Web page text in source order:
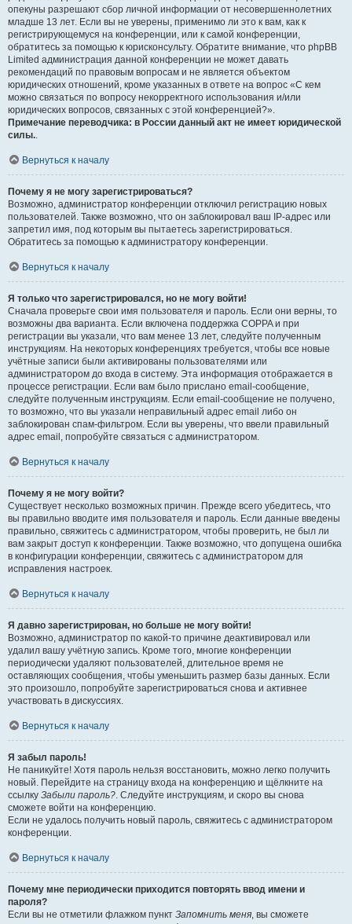
опекуны разрешают сбор личной информации от несовершеннолетних
младше 13 лет. Если вы не уверены, применимо ли это к вам, как к
регистрирующемуся на конференции, или к самой конференции,
обратитесь за помощью к юрисконсульту. Обратите внимание, что phpBB
Limited администрация данной конференции не может давать
рекомендаций по правовым вопросам и не является объектом
юридических отношений, кроме указанных в ответе на вопрос «С кем
можно связаться по вопросу некорректного использования и/или
юридических вопросов, связанных с этой конференцией?».
Примечание переводчика: в России данный акт не имеет юридической
силы..
Вернуться к началу
Почему я не могу зарегистрироваться?
Возможно, администратор конференции отключил регистрацию новых
пользователей. Также возможно, что он заблокировал ваш IP-адрес или
запретил имя, под которым вы пытаетесь зарегистрироваться.
Обратитесь за помощью к администратору конференции.
Вернуться к началу
Я только что зарегистрировался, но не могу войти!
Сначала проверьте свои имя пользователя и пароль. Если они верны, то
возможны два варианта. Если включена поддержка COPPA и при
регистрации вы указали, что вам менее 13 лет, следуйте полученным
инструкциям. На некоторых конференциях требуется, чтобы все новые
учётные записи были активированы пользователями или
администратором до входа в систему. Эта информация отображается в
процессе регистрации. Если вам было прислано email-сообщение,
следуйте полученным инструкциям. Если email-сообщение не получено,
то возможно, что вы указали неправильный адрес email либо он
заблокирован спам-фильтром. Если вы уверены, что ввели правильный
адрес email, попробуйте связаться с администратором.
Вернуться к началу
Почему я не могу войти?
Существует несколько возможных причин. Прежде всего убедитесь, что
вы правильно вводите имя пользователя и пароль. Если данные введены
правильно, свяжитесь с администратором, чтобы проверить, не был ли
вам закрыт доступ к конференции. Также возможно, что допущена ошибка
в конфигурации конференции, свяжитесь с администратором для
исправления настроек.
Вернуться к началу
Я давно зарегистрирован, но больше не могу войти!
Возможно, администратор по какой-то причине деактивировал или
удалил вашу учётную запись. Кроме того, многие конференции
периодически удаляют пользователей, длительное время не
оставляющих сообщения, чтобы уменьшить размер базы данных. Если
это произошло, попробуйте зарегистрироваться снова и активнее
участвовать в дискуссиях.
Вернуться к началу
Я забыл пароль!
Не паникуйте! Хотя пароль нельзя восстановить, можно легко получить
новый. Перейдите на страницу входа на конференцию и щёлкните на
ссылку Забыли пароль?. Следуйте инструкциям, и скоро вы снова
сможете войти на конференцию.
Если не удалось получить новый пароль, свяжитесь с администратором
конференции.
Вернуться к началу
Почему мне периодически приходится повторять ввод имени и
пароля?
Если вы не отметили флажком пункт Запомнить меня, вы сможете